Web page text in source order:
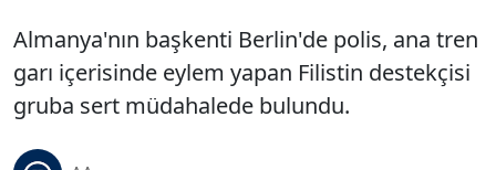
Almanya'nın başkenti Berlin'de polis, ana tren
garı içerisinde eylem yapan Filistin destekçisi
gruba sert müdahalede bulundu.